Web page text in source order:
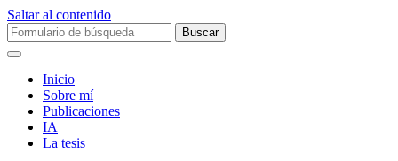
Saltar al contenido
Buscar:
Inicio
Sobre mí­
Publicaciones
IA
La tesis